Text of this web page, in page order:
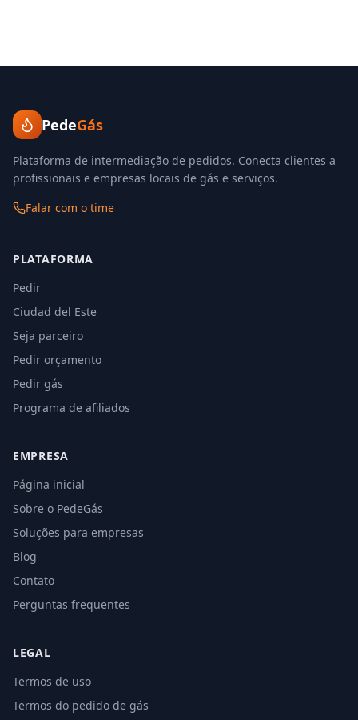
PedeGás
Plataforma de intermediação de pedidos. Conecta clientes a
profissionais e empresas locais de gás e serviços.
Falar com o time
PLATAFORMA
Pedir
Ciudad del Este
Seja parceiro
Pedir orçamento
Pedir gás
Programa de afiliados
EMPRESA
Página inicial
Sobre o PedeGás
Soluções para empresas
Blog
Contato
Perguntas frequentes
LEGAL
Termos de uso
Termos do pedido de gás